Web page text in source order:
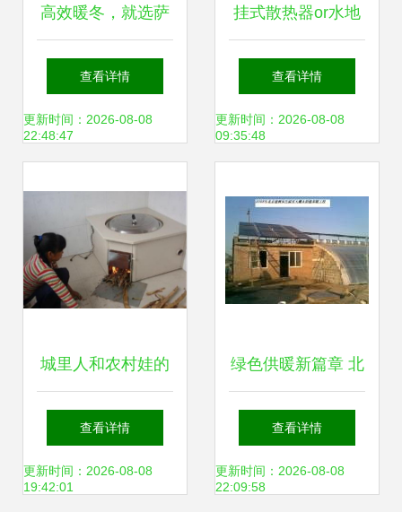
高效暖冬，就选萨
德姆供暖 － 全方
位产品与技术解析
查看详情
更新时间：2026-08-08
22:48:47
挂式散热器or水地
暖,报价比一比,看
完就该懂了!
查看详情
更新时间：2026-08-08
09:35:48
城里人和农村娃的
不同取暖方式 辛酸
的回忆录
查看详情
更新时间：2026-08-08
19:42:01
绿色供暖新篇章 北
京晴华圣洁太阳能
热水器厂的采暖新
查看详情
更新时间：2026-08-08
22:09:58